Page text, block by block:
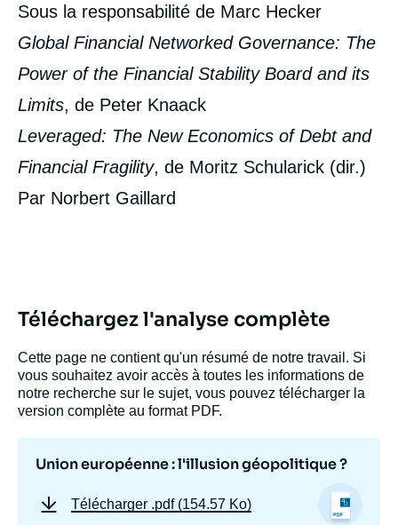
Sous la responsabilité de Marc Hecker
Global Financial Networked Governance: The
Power of the Financial Stability Board and its
Limits, de Peter Knaack
Leveraged: The New Economics of Debt and
Financial Fragility, de Moritz Schularick (dir.)
Par Norbert Gaillard
Téléchargez l'analyse complète
Cette page ne contient qu'un résumé de notre travail. Si
vous souhaitez avoir accès à toutes les informations de
notre recherche sur le sujet, vous pouvez télécharger la
version complète au format PDF.
Union européenne : l'illusion géopolitique ?
Télécharger .pdf (154.57 Ko)